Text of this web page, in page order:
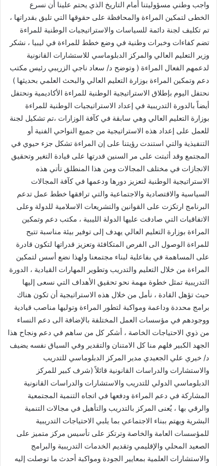
واجب وطني مسؤوليتنا أمام التاريخ الذي يحتم علينا أن نسرع
الخطى لتمكين المراءة والمحافظة على حقوقها التي تليق بقدراتها ،
تم تكليف لجنة دائمة للسياسات والاستراتيجيات الوطنية للمراءة
تضم كفاءات وخبرات وطنية في وضع خطط للمراءة في ليبيا ، نشكر
وزير التعليم العالي والمركز الدبلوماسي للاستشارات القانونية
لدعمهم الفعال المراءة ( وتوضح د/ سعاد ناجي الزريبي رئيس مكتب
دعم وتمكين المراءة بوزارة التعليم العالي والبحث العلمي بحديثها )
نحتفل اليوم بإطلاق الاستراتيجية الوطنية للمراءة الأكاديمية ونحتفل
أيضاً بالدورة التدريبية في إعداد الاستراتيجيات الوطنية للمراءة
بوزارة التعليم العالي وهي سابقة في كآفة الوزارات ،تم تشكيل لجنة
للعمل على إعداد هذه الاستراتيجية من جميع النواحي الفنية أو
التنفيذية والتي استندت رؤيتنا على إن المراءة تشكل جزء حيوي في
المجتمع وقد أثبتت على مر السنين قدرتها على قيادة التغير وتحقيق
الانجازات في مختلف المجالات ومن هذا المنطلق تأتي هذه
الاستراتيجية الوطنية لتعزيز دورها ودعمها في كآفة المجالات
السياسية والاقتصادية والاجتماعية والتي ترافقها خطط عمل تدعم
البرنامج ارتكزت على القوانين والتشريعات الاسلامية للدولة وعلى
الاتفاقيات التي صادقت عليها الدولة الليبية ، مكتب دعم وتمكين
المراءة بوزارة التعليم العالي يهدف إلى توفير بيئة مناسبة تتيح
للمراءة الوصول الى الفرص المتكافئة وتعزيز قدراتها لتكون قادرة
على المساهمة في بفاعلية لبناء مجتمعنا ولهذا نضع أسس لتمكين
المراءة من خلال التعليم والتدريب وتطوير المهارات القيادية ، الدورة
التدريبية تمثل خطوة مهمة نحو تحقيق الأهداف التي نسعى إليها
حيث تؤهل القادة ، نأمل من خلال هذه الاستراتيجية أن تكون هناك
برامج محددة وداعمة ومواكبة لتطور المراءة وتوليها مناصب قيادية
ووجودهم في مؤسسات العمل المختلفة بالإضافة الى دعم النساء
من ذوي الاحتياجات الخاصة ، أشكر كل من ساهم في دعم ونجاح هذا
الجهد الكبير فلهم منا كل الامتنان والتقدير وفي السياق نفسه يضيف
د/ خيري علي الجعيدي مدير المركز الدبلوماسي للتدريب
والاستشارات والدراسات القانونية قائلاً (شرف كبير للمركز
الدبلوماسي الدولي للتدريب والاستشارات والدراسات القانونية
المشاركة في دعم المراءة ودفعها في اتجاه التنمية المجتمعية
والرقي بها ، يُعنى المركز بالتدريب والتأهيل في مجالات التنمية
البشرية ويهتم ببناء الاجتماعي بما يلبي الاحتياجات التدريبية
للمؤسسات العامة والخاصة وترتكز على تأسيس مركز متميز على
الصعيد المحلي والإقليمي وتقديم الخدمات التدريبية والبرامج
والاستشارات العلمية بمعايير الجودة ومواكبة أحدث ما توصلت إليه